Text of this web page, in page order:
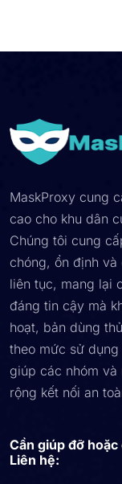
MaskProxy cung
cao cho khu dân
Chúng tôi cung
chóng, ổn định
liên tục, mang lại
đáng tin cậy mà
hoạt, bản dùng
theo mức sử
giúp các nhóm
rộng kết nối an
Cần giúp đỡ
Liên hệ: